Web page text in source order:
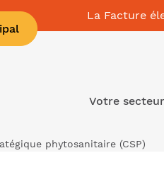
La Facture
Votre secteur
phytosanitaire (CSP)